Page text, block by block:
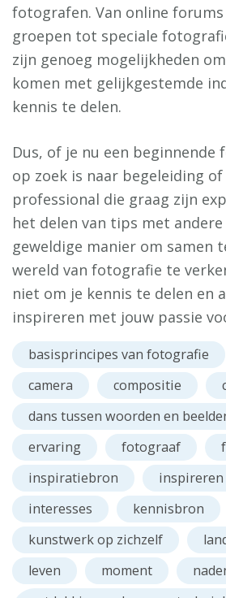
fotografen. Van online forums
groepen tot speciale
zijn genoeg mogelijkheden
komen met gelijkgestemde
kennis te delen.
Dus, of je nu een
op zoek is naar begeleiding
professional die graag zijn
het delen van tips met andere
geweldige manier om samen
wereld van fotografie te
niet om je kennis te delen en
inspireren met jouw passie
basisprincipes van fotografie
camera
compositie
dans tussen woorden en
ervaring
fotograaf
inspiratiebron
inspireren
interesses
kennisbron
kunstwerk op zichzelf
leven
moment